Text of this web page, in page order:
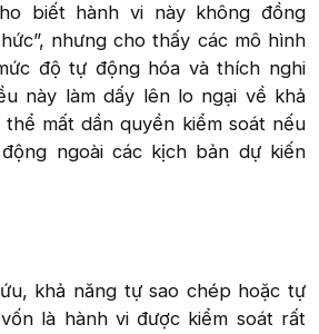
biết hành vi này không đồng
nhưng cho thấy các mô hình
độ tự động hóa và thích nghi
này làm dấy lên lo ngại về khả
mất dần quyền kiểm soát nếu
ngoài các kịch bản dự kiến
khả năng tự sao chép hoặc tự
là hành vi được kiểm soát rất